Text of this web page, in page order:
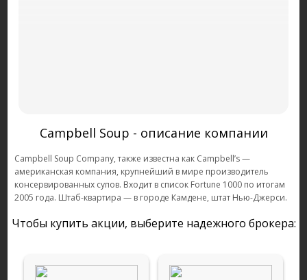
Campbell Soup - описание компании
Campbell Soup Company, также известна как Campbell’s —
американская компания, крупнейший в мире производитель
консервированных супов. Входит в список Fortune 1000 по итогам
2005 года. Штаб-квартира — в городе Камдене, штат Нью-Джерси.
Чтобы купить акции, выберите надежного брокера: